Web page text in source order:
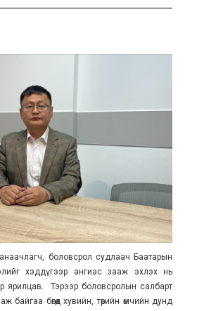
боловсрол судлаач Баатарын
хэддүгээр ангиас зааж эхлэх нь
ярилцав. Тэрээр боловсролын салбарт
бөгөөд хувийн, төрийн өмчийн дунд